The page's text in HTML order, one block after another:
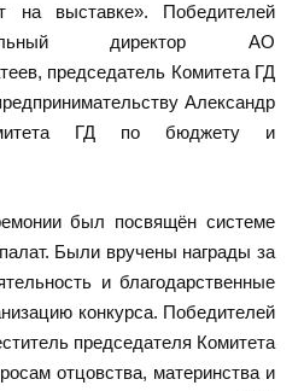
на выставке». Победителей
директор АО
председатель Комитета ГД
Александр
ГД по бюджету и
был посвящён системе
Были вручены награды за
и благодарственные
конкурса. Победителей
председателя Комитета
отцовства, материнства и